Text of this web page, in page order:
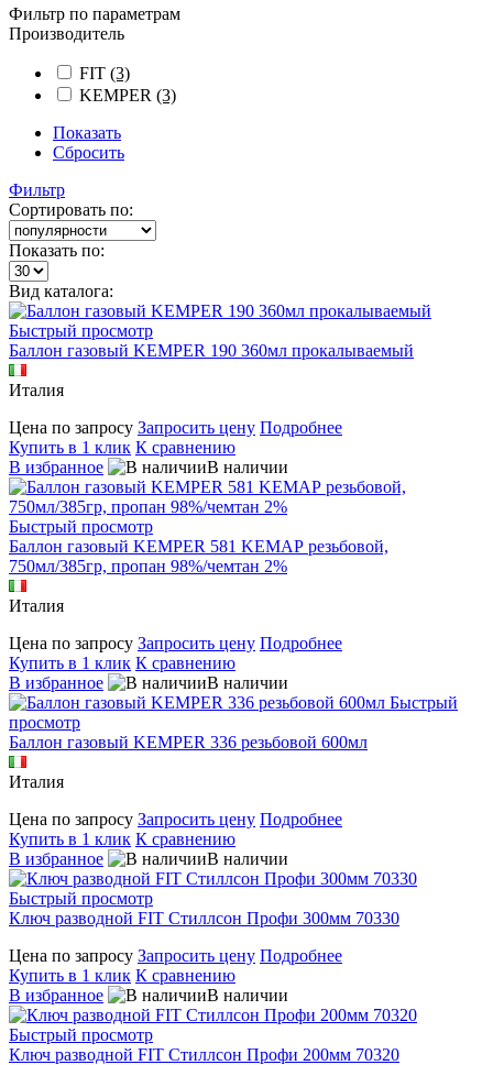
Фильтр по параметрам
Производитель
FIT (3)
KEMPER (3)
Показать
Сбросить
Фильтр
Сортировать по:
Показать по:
Вид каталога:
Быстрый просмотр
Баллон газовый KEMPER 190 360мл прокалываемый
Италия
Цена по запросу Запросить цену Подробнее
Купить в 1 клик К сравнению
В избранное
В наличии
Быстрый просмотр
Баллон газовый KEMPER 581 KEMАР резьбовой,
750мл/385гр, пропан 98%/чемтан 2%
Италия
Цена по запросу Запросить цену Подробнее
Купить в 1 клик К сравнению
В избранное
В наличии
Быстрый
просмотр
Баллон газовый KEMPER 336 резьбовой 600мл
Италия
Цена по запросу Запросить цену Подробнее
Купить в 1 клик К сравнению
В избранное
В наличии
Быстрый просмотр
Ключ разводной FIT Стиллсон Профи 300мм 70330
Цена по запросу Запросить цену Подробнее
Купить в 1 клик К сравнению
В избранное
В наличии
Быстрый просмотр
Ключ разводной FIT Стиллсон Профи 200мм 70320